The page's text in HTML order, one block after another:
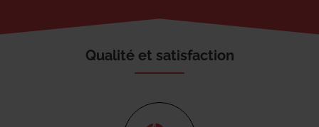
Qualité et satisfaction